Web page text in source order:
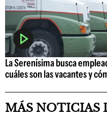
La Serenísima busca
cuáles son las vacantes y
MÁS NOTICIAS